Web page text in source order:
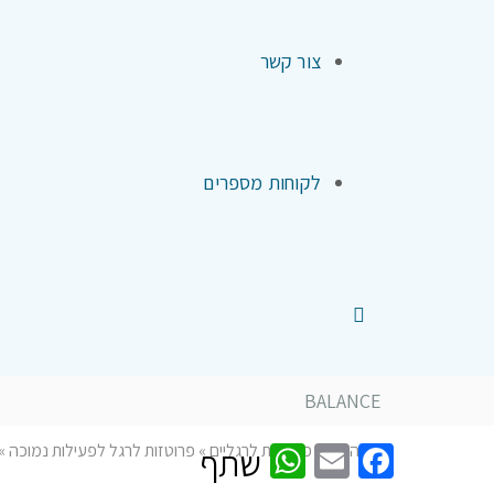
צור קשר
לקוחות מספרים
BALANCE
דף הבית»פרוטזות לרגליים» פרוטזות לרגל לפעילות נמוכה» Facebook
Email
WhatsApp
שתף